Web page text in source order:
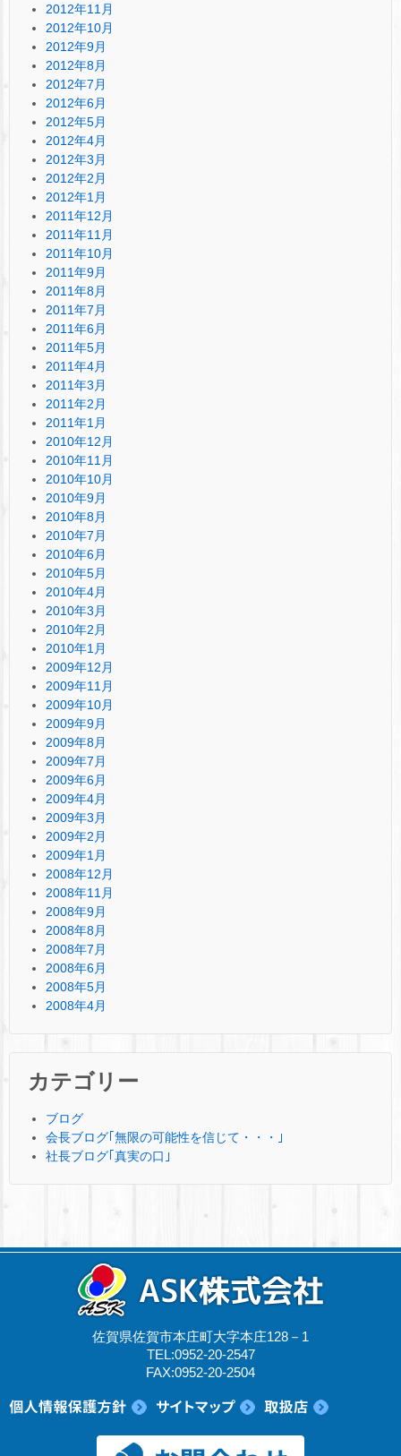
2012年11月
2012年10月
2012年9月
2012年8月
2012年7月
2012年6月
2012年5月
2012年4月
2012年3月
2012年2月
2012年1月
2011年12月
2011年11月
2011年10月
2011年9月
2011年8月
2011年7月
2011年6月
2011年5月
2011年4月
2011年3月
2011年2月
2011年1月
2010年12月
2010年11月
2010年10月
2010年9月
2010年8月
2010年7月
2010年6月
2010年5月
2010年4月
2010年3月
2010年2月
2010年1月
2009年12月
2009年11月
2009年10月
2009年9月
2009年8月
2009年7月
2009年6月
2009年4月
2009年3月
2009年2月
2009年1月
2008年12月
2008年11月
2008年9月
2008年8月
2008年7月
2008年6月
2008年5月
2008年4月
カテゴリー
ブログ
会長ブログ｢無限の可能性を信じて・・・｣
社長ブログ｢真実の口｣
佐賀県佐賀市本庄町大字本庄128－1
TEL:0952-20-2547
FAX:0952-20-2504